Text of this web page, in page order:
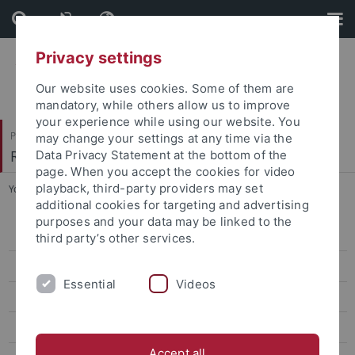
Skip
to
content
Skip
to
footer
Philosophische Fakultät
Romanisches Seminar
You are here: Startseite ... M.Ed.
B.Ed.
Privacy settings
Our website uses cookies. Some of them are
mandatory, while others allow us to improve
your experience while using our website. You
may change your settings at any time via the
Data Privacy Statement at the bottom of the
page. When you accept the cookies for video
playback, third-party providers may set
additional cookies for targeting and advertising
purposes and your data may be linked to the
third party’s other services.
Essential Videos